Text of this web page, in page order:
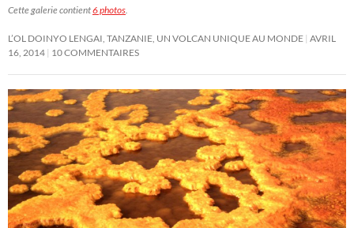
Cette galerie contient6 photos
L’OL DOINYO LENGAI, TANZANIE, UN VOLCAN UNIQUE AU MONDE AVRIL
16, 2014 10 COMMENTAIRES